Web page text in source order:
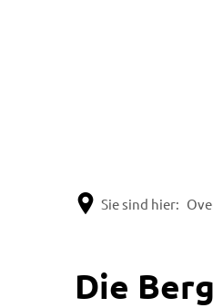
Sie sind hier:
Wandernadel
Die